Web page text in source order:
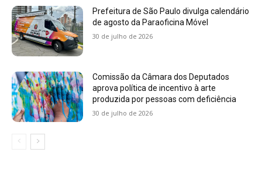
Prefeitura de São Paulo divulga calendário
de agosto da Paraoficina Móvel
30 de julho de 2026
Comissão da Câmara dos Deputados
aprova política de incentivo à arte
produzida por pessoas com deficiência
30 de julho de 2026